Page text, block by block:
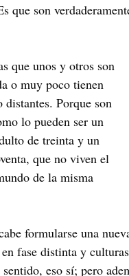
que son
que unos y otros son
o muy poco tienen
distantes. Porque son
lo pueden ser un
de treinta y un
que no viven el
de la misma
formularse una
fase distinta y
eso sí; pero